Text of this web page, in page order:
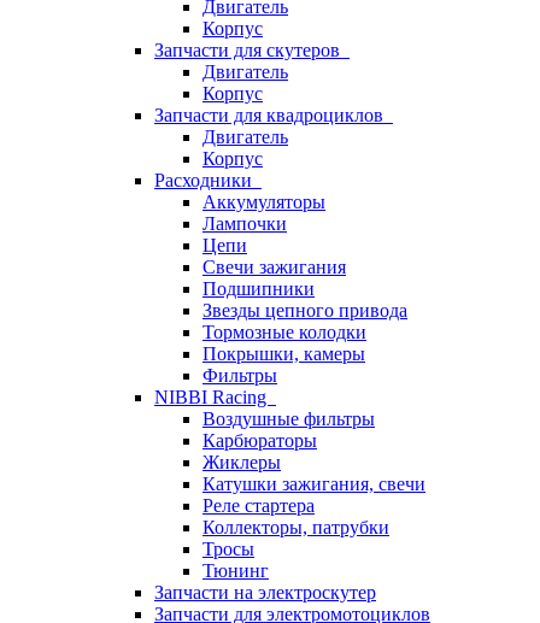
Двигатель
Корпус
Запчасти для скутеров
Двигатель
Корпус
Запчасти для квадроциклов
Двигатель
Корпус
Расходники
Аккумуляторы
Лампочки
Цепи
Свечи зажигания
Подшипники
Звезды цепного привода
Тормозные колодки
Покрышки, камеры
Фильтры
NIBBI Racing
Воздушные фильтры
Карбюраторы
Жиклеры
Катушки зажигания, свечи
Реле стартера
Коллекторы, патрубки
Тросы
Тюнинг
Запчасти на электроскутер
Запчасти для электромотоциклов